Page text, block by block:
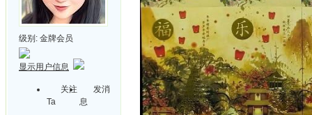
级别: 金牌会员
显示用户信息
关注
Ta
发消
息